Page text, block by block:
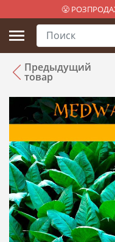
😤
Предыдущий
товар